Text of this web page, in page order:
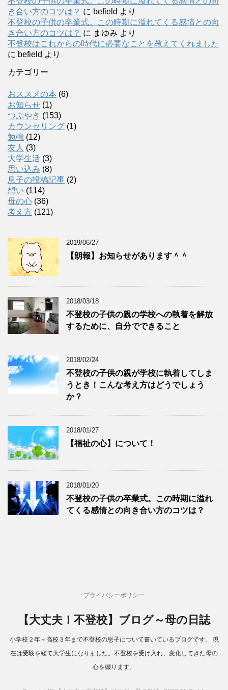
き合い方のコツは？ に befield より
不登校の子供の卒業式。この時期に溢れてくる感情との向
き合い方のコツは？ に まゆみ より
不登校はこれからの時代に必要なことを教えてくれました
に befield より
カテゴリー
おススメの本 (6)
お知らせ (1)
つぶやき (153)
カウンセリング (1)
勉強 (12)
友人 (3)
大学生活 (3)
思い込み (8)
息子の投稿記事 (2)
想い (114)
母の心 (36)
考え方 (121)
2019/06/27
【朗報】お知らせがあります＾＾
2018/03/18
不登校の子供の親の学校への執着を解放
するために、自分でできること
2018/02/24
不登校の子供の親が学校に執着してしま
うとき！こんな考え方はどうでしょう
か？
2018/01/27
【福祉の心】について！
2018/01/20
不登校の子供の卒業式。この時期に溢れ
てくる感情との向き合い方のコツは？
プライバシーポリシー
【大丈夫！不登校】ブログ～母の日誌
小学校２年～高校３年まで不登校の息子について書いているブログです。 現
在は受験を経て大学生になりました。不登校を受け入れ、変化してきた母の
心を綴ります。